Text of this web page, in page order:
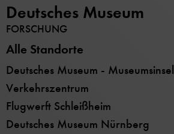
Deutsches Museum
FORSCHUNG
Alle Standorte
Deutsches Museum - Museumsinsel
Verkehrszentrum
Flugwerft Schleißheim
Deutsches Museum Nürnberg